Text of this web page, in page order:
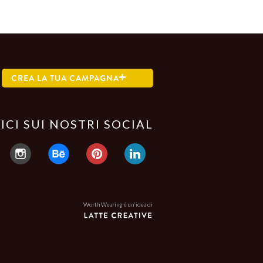
CREA LA TUA CAMPAGNA
SUI NOSTRI SOCIAL
Worth Wearing è un'idea di